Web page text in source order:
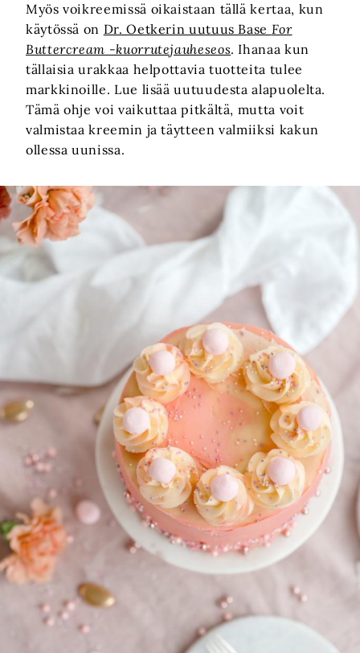
Myös voikreemissä oikaistaan tällä kertaa, kun
käytössä on Dr. Oetkerin uutuus Base For
Buttercream -kuorrutejauheseos. Ihanaa kun
tällaisia urakkaa helpottavia tuotteita tulee
markkinoille. Lue lisää uutuudesta alapuolelta.
Tämä ohje voi vaikuttaa pitkältä, mutta voit
valmistaa kreemin ja täytteen valmiiksi kakun
ollessa uunissa.